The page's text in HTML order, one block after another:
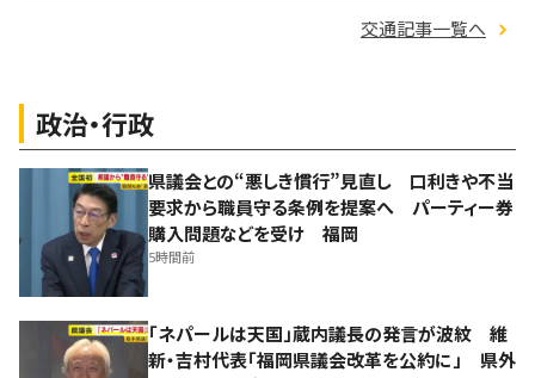
交通記事一覧へ
政治・行政
県議会との“悪しき慣行”見直し 口利きや不当
要求から職員守る条例を提案へ パーティー券
購入問題などを受け 福岡
5時間前
「ネパールは天国」蔵内議長の発言が波紋 維
新・吉村代表「福岡県議会改革を公約に」 県外